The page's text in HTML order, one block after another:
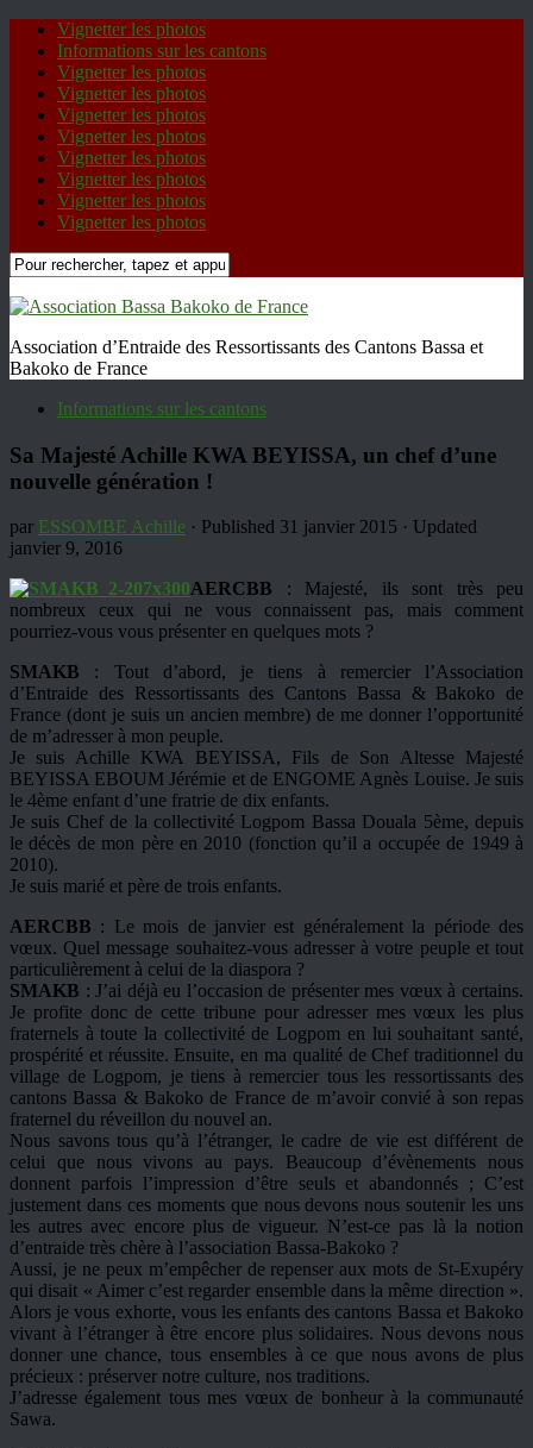
Vignetter les photos
Informations sur les cantons
Vignetter les photos
Vignetter les photos
Vignetter les photos
Vignetter les photos
Vignetter les photos
Vignetter les photos
Vignetter les photos
Vignetter les photos
Association d’Entraide des Ressortissants des Cantons Bassa et
Bakoko de France
Informations sur les cantons
Sa Majesté Achille KWA BEYISSA, un chef d’une
nouvelle génération !
par ESSOMBE Achille · Published 31 janvier 2015 · Updated
janvier 9, 2016
AERCBB : Majesté, ils sont très peu
nombreux ceux qui ne vous connaissent pas, mais comment
pourriez-vous vous présenter en quelques mots ?
SMAKB : Tout d’abord, je tiens à remercier l’Association
d’Entraide des Ressortissants des Cantons Bassa & Bakoko de
France (dont je suis un ancien membre) de me donner l’opportunité
de m’adresser à mon peuple.
Je suis Achille KWA BEYISSA, Fils de Son Altesse Majesté
BEYISSA EBOUM Jérémie et de ENGOME Agnès Louise. Je suis
le 4ème enfant d’une fratrie de dix enfants.
Je suis Chef de la collectivité Logpom Bassa Douala 5ème, depuis
le décès de mon père en 2010 (fonction qu’il a occupée de 1949 à
2010).
Je suis marié et père de trois enfants.
AERCBB : Le mois de janvier est généralement la période des
vœux. Quel message souhaitez-vous adresser à votre peuple et tout
particulièrement à celui de la diaspora ?
SMAKB : J’ai déjà eu l’occasion de présenter mes vœux à certains.
Je profite donc de cette tribune pour adresser mes vœux les plus
fraternels à toute la collectivité de Logpom en lui souhaitant santé,
prospérité et réussite. Ensuite, en ma qualité de Chef traditionnel du
village de Logpom, je tiens à remercier tous les ressortissants des
cantons Bassa & Bakoko de France de m’avoir convié à son repas
fraternel du réveillon du nouvel an.
Nous savons tous qu’à l’étranger, le cadre de vie est différent de
celui que nous vivons au pays. Beaucoup d’évènements nous
donnent parfois l’impression d’être seuls et abandonnés ; C’est
justement dans ces moments que nous devons nous soutenir les uns
les autres avec encore plus de vigueur. N’est-ce pas là la notion
d’entraide très chère à l’association Bassa-Bakoko ?
Aussi, je ne peux m’empêcher de repenser aux mots de St-Exupéry
qui disait « Aimer c’est regarder ensemble dans la même direction ».
Alors je vous exhorte, vous les enfants des cantons Bassa et Bakoko
vivant à l’étranger à être encore plus solidaires. Nous devons nous
donner une chance, tous ensembles à ce que nous avons de plus
précieux : préserver notre culture, nos traditions.
J’adresse également tous mes vœux de bonheur à la communauté
Sawa.